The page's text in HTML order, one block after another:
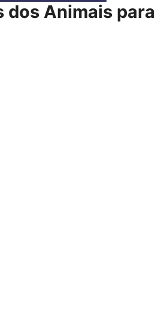
dos Animais para